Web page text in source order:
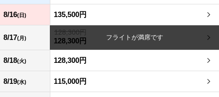
8/16(日) 135,500円
8/17(月)
128,300円
128,300円
8/18(火) 128,300円
8/19(水) 115,000円